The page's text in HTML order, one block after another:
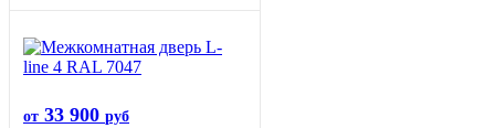
от 33 900 руб